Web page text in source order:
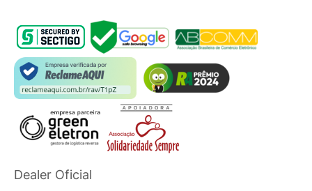
Dealer Oficial